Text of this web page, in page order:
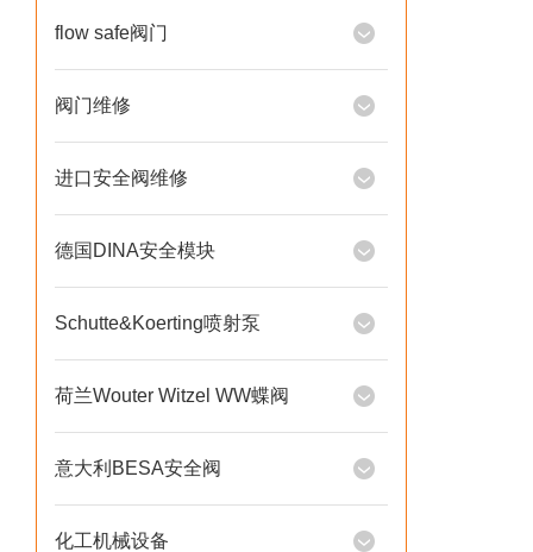
flow safe阀门
阀门维修
进口安全阀维修
德国DINA安全模块
Schutte&Koerting喷射泵
荷兰Wouter Witzel WW蝶阀
意大利BESA安全阀
化工机械设备